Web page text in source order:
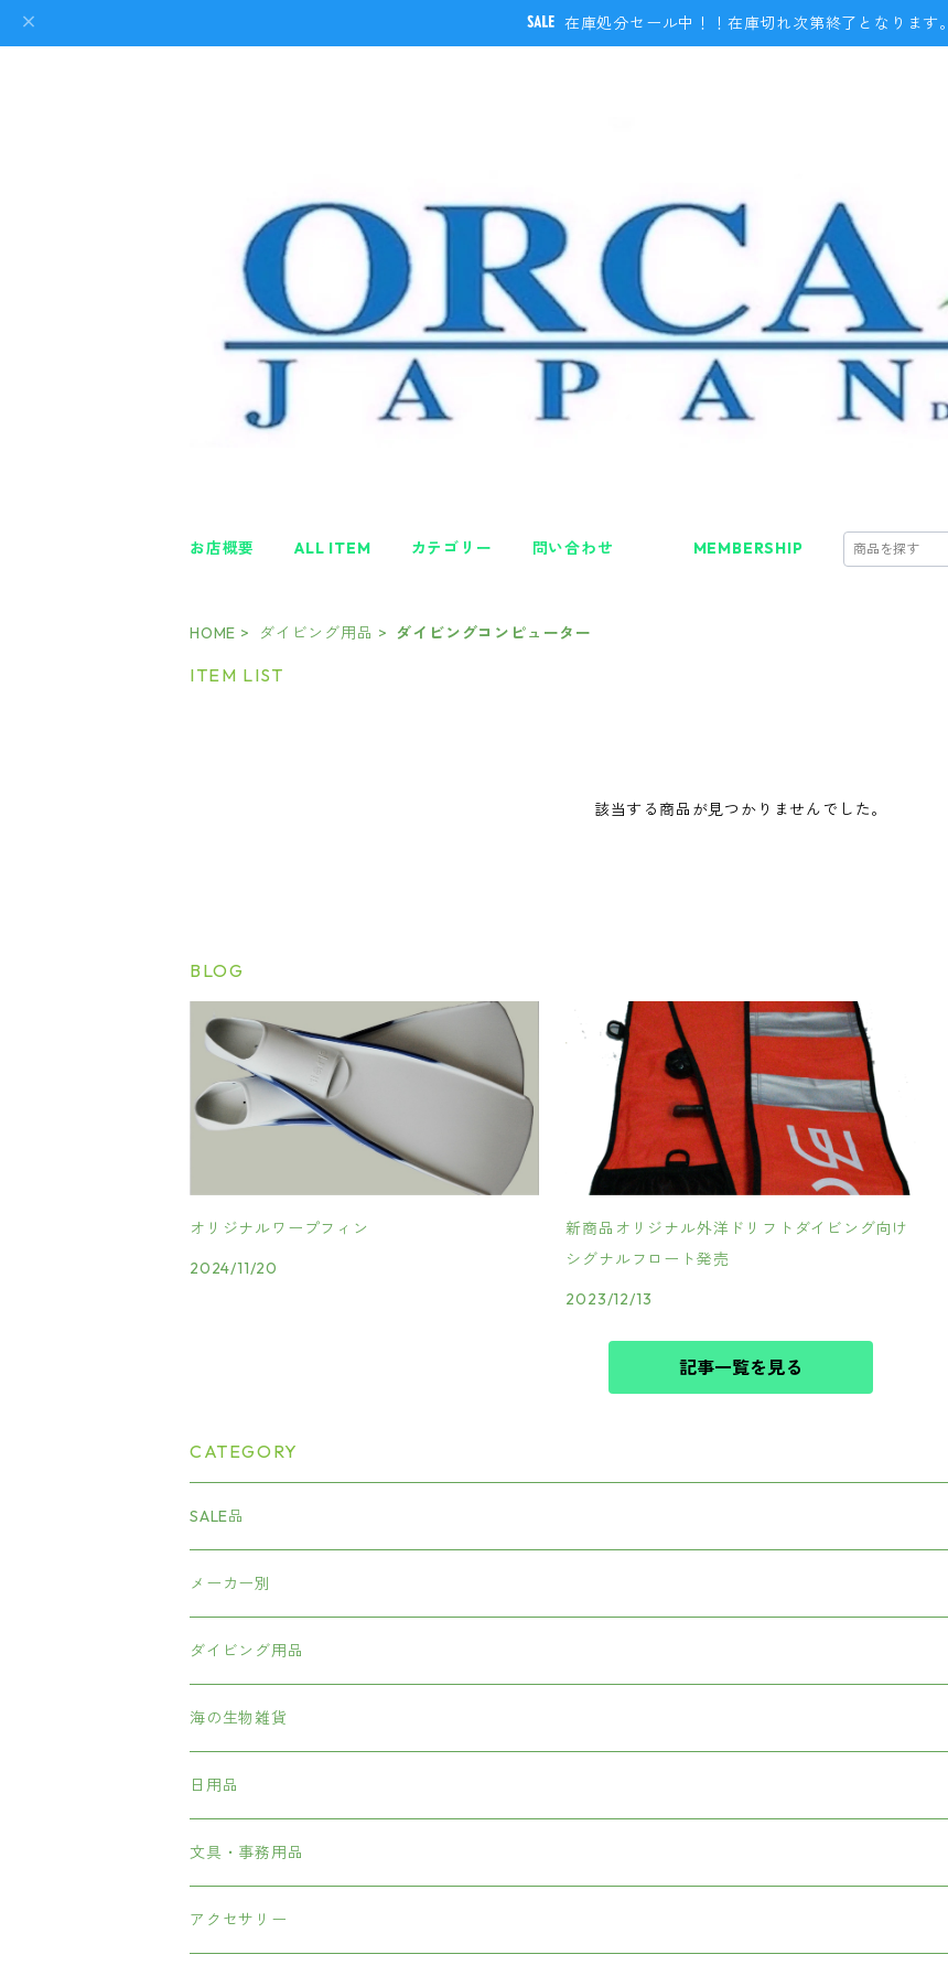
在庫処分セール中！！在庫切れ次第終了となります。
お店概要 ALL ITEM カテゴリー 問い合わせ MEMBERSHIP
HOME ダイビング用品 ダイビングコンピューター
ITEM LIST
該当する商品が見つかりませんでした。
BLOG
オリジナルワープフィン
2024/11/20
新商品オリジナル外洋ドリフトダイビング向け
シグナルフロート発売
2023/12/13
記事一覧を見る
CATEGORY
SALE品
メーカー別
海中散歩
GULL
FL
SAS
ビーイズム
ダイビング用品
ダイビング重器材
BCD
レギュレター
ダイビング軽器材
マスク
スノーケル
ダイビングコンピューター
ダイビング小物・アクセサリー
海の生物雑貨
ぬいぐるみマスコット
日用品
日用品
シニアグラス・サングラス
旅行グッズ
文具・事務用品
アクセサリー